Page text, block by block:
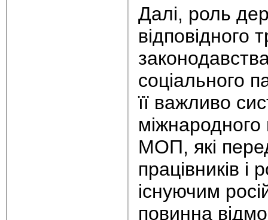
Далі, роль
відповідного
соціального
її важливо
міжнародного
МОП, які
працівників і
існуючим
повинна